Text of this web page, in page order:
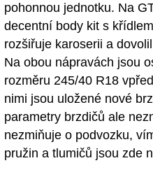
pohonnou jednotku. Na
decentní body kit s
rozšiřuje karoserii a
Na obou nápravách jsou
rozměru 245/40 R18
nimi jsou uložené nové
parametry brzdičů ale
nezmiňuje o podvozku,
pružin a tlumičů jsou zde